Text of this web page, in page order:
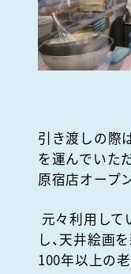
引き渡しの際
を運んでいた
原宿店オープ
元々利用して
し、天井絵画
100年以上の